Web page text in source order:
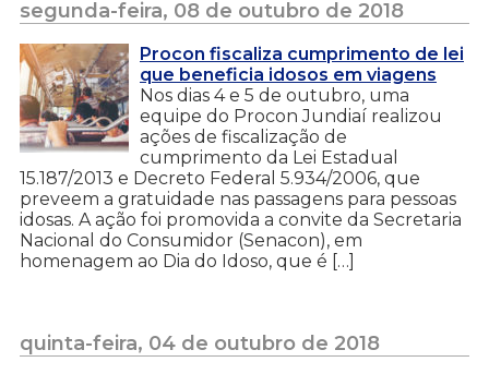
segunda-feira, 08 de outubro de 2018
Procon fiscaliza cumprimento de lei
que beneficia idosos em viagens
Nos dias 4 e 5 de outubro, uma
equipe do Procon Jundiaí realizou
ações de fiscalização de
cumprimento da Lei Estadual
15.187/2013 e Decreto Federal 5.934/2006, que
preveem a gratuidade nas passagens para pessoas
idosas. A ação foi promovida a convite da Secretaria
Nacional do Consumidor (Senacon), em
homenagem ao Dia do Idoso, que é […]
quinta-feira, 04 de outubro de 2018